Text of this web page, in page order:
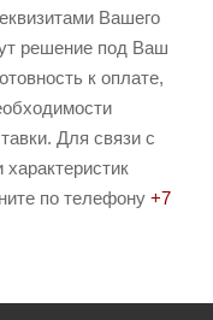
Вашего
решение под Ваш
к оплате,
Для связи с
по телефону +7